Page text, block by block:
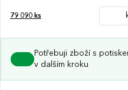
79 090 ks
Potřebuji zboží s
v dalším kroku